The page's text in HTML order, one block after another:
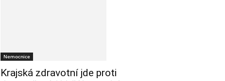
Nemocnice
Krajská zdravotní jde proti